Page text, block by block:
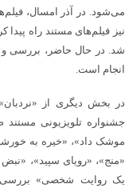
نیز فیلم‌های مستند راه
شد. در حال حاضر، بررسی و
انجام است.
در بخش دیگری از
جشنواره‌ تلویزیونی
موشک داد»، «خیره به
«منج»، «رویای سپید»،
یک روایت شخصی» بررسی